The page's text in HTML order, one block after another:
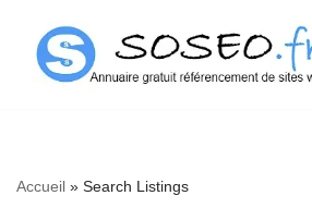
Aller
Accueil » Search Listings